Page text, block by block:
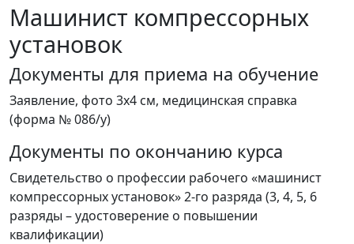
Машинист компрессорных
установок
Документы для приема на обучение
Заявление, фото 3х4 см, медицинская справка
(форма № 086/у)
Документы по окончанию курса
Свидетельство о профессии рабочего «машинист
компрессорных установок» 2-го разряда (3, 4, 5, 6
разряды – удостоверение о повышении
квалификации)